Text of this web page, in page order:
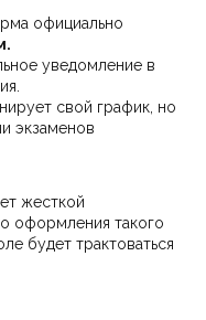
официально
уведомление в
свой график, но
экзаменов
жесткой
оформления такого
будет трактоваться